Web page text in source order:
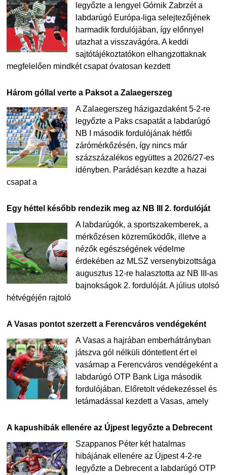
legyőzte a lengyel Górnik Zabrzét a
labdarúgó Európa-liga selejtezőjének
harmadik fordulójában, így előnnyel
utazhat a visszavágóra. A keddi
sajtótájékoztatókon elhangzottaknak
megfelelően mindkét csapat óvatosan kezdett
Három góllal verte a Paksot a Zalaegerszeg
A Zalaegerszeg házigazdaként 5-2-re
legyőzte a Paks csapatát a labdarúgó
NB I második fordulójának hétfői
zárómérkőzésén, így nincs már
százszázalékos együttes a 2026/27-es
idényben. Parádésan kezdte a hazai
csapat a
Egy héttel később rendezik meg az NB III 2. fordulóját
A labdarúgók, a sportszakemberek, a
mérkőzésen közreműködők, illetve a
nézők egészségének védelme
érdekében az MLSZ versenybizottsága
augusztus 12-re halasztotta az NB III-as
bajnokságok 2. fordulóját. A július utolsó
hétvégéjén rajtoló
A Vasas pontot szerzett a Ferencváros vendégeként
A Vasas a hajrában emberhátrányban
játszva gól nélküli döntetlent ért el
vasárnap a Ferencváros vendégeként a
labdarúgó OTP Bank Liga második
fordulójában. Előretolt védekezéssel és
letámadással kezdett a Vasas, amely
A kapushibák ellenére az Újpest legyőzte a Debrecent
Szappanos Péter két hatalmas
hibájának ellenére az Újpest 4-2-re
legyőzte a Debrecent a labdarúgó OTP